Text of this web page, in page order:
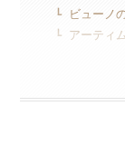
ビューノ
アーティ